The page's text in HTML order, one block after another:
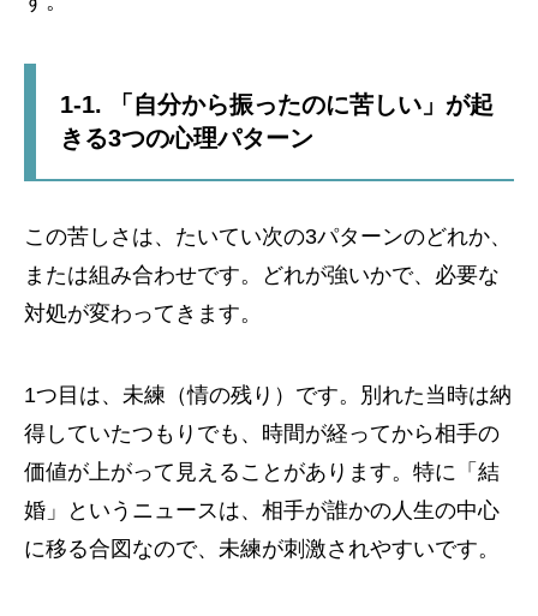
1-1. 「自分から振ったのに苦しい」が起
きる3つの心理パターン
この苦しさは、たいてい次の3パターンのどれか、
または組み合わせです。どれが強いかで、必要な
対処が変わってきます。
1つ目は、未練（情の残り）です。別れた当時は納
得していたつもりでも、時間が経ってから相手の
価値が上がって見えることがあります。特に「結
婚」というニュースは、相手が誰かの人生の中心
に移る合図なので、未練が刺激されやすいです。